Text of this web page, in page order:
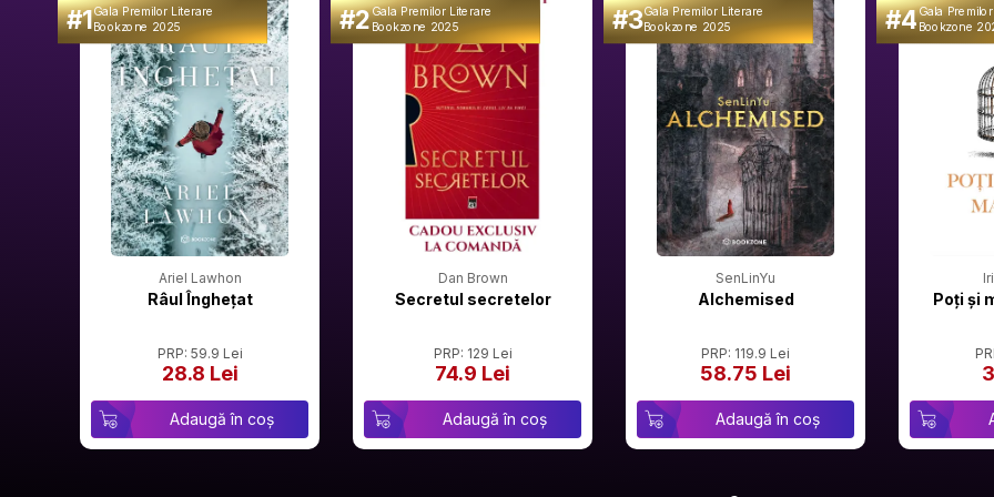
#1Gala Premilor Literare
Bookzone 2025
Ariel Lawhon
Râul Înghețat
PRP: 59.9 Lei
28.8 Lei
Adaugă în coș
#2Gala Premilor Literare
Bookzone 2025
Dan Brown
Secretul secretelor
PRP: 129 Lei
74.9 Lei
Adaugă în coș
#3Gala Premilor Literare
Bookzone 2025
SenLinYu
Alchemised
PRP: 119.9 Lei
58.75 Lei
Adaugă în coș
#4Gala
Bookzone
Poți și